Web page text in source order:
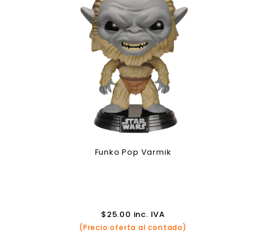
Funko Pop Varmik
$25.00 inc. IVA
(Precio oferta al contado)